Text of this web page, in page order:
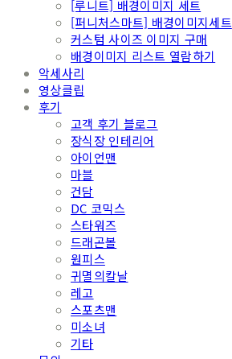
[루니트] 배경이미지 세트
[퍼니처스마트] 배경이미지세트
커스텀 사이즈 이미지 구매
배경이미지 리스트 열람하기
악세사리
영상클립
후기
고객 후기 블로그
장식장 인테리어
아이언맨
마블
건담
DC 코믹스
스타워즈
드래곤볼
원피스
귀멸의칼날
레고
스포츠맨
미소녀
기타